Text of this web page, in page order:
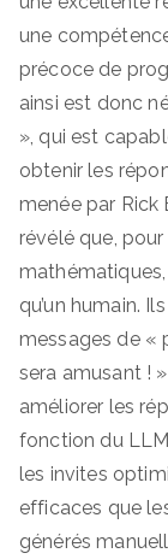
une
précoce de
ainsi est donc
», qui est
obtenir les
menée par Rick
révélé que,
qu’un humain.
messages de «
sera amusant !
améliorer les
fonction du
les invites
efficaces que
générés